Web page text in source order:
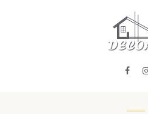
PRODUTOS
REALIZADOS